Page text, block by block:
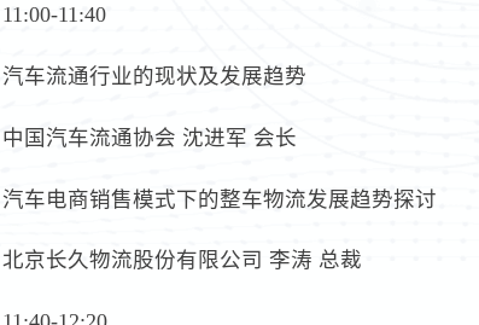
11:00-11:40
汽车流通行业的现状及发展趋势
中国汽车流通协会 沈进军 会长
汽车电商销售模式下的整车物流发展趋势探讨
北京长久物流股份有限公司 李涛 总裁